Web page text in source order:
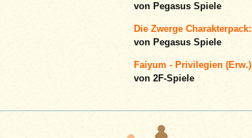
von Pegasus Spiele
Die Zwerge
von Pegasus Spiele
Faiyum - Privilegien
von 2F-Spiele